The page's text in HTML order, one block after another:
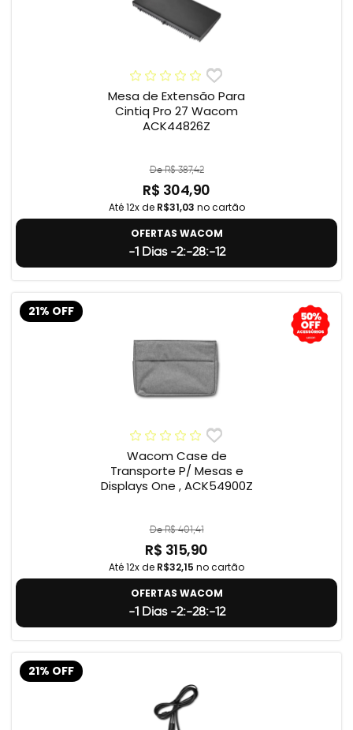
Mesa de Extensão Para
Cintiq Pro 27 Wacom
ACK44826Z
De R$ 387,42
R$ 304,90
Até 12x de R$31,03 no cartão
OFERTAS WACOM
-1 Dias -2:-28:-13
21% OFF
Wacom Case de
Transporte P/ Mesas e
Displays One , ACK54900Z
De R$ 401,41
R$ 315,90
Até 12x de R$32,15 no cartão
OFERTAS WACOM
-1 Dias -2:-28:-13
21% OFF